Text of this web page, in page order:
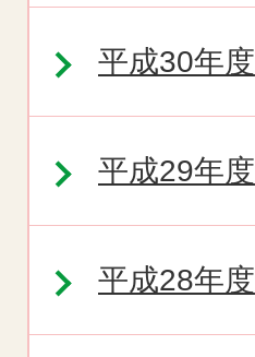
平成30年度
平成29年度
平成28年度